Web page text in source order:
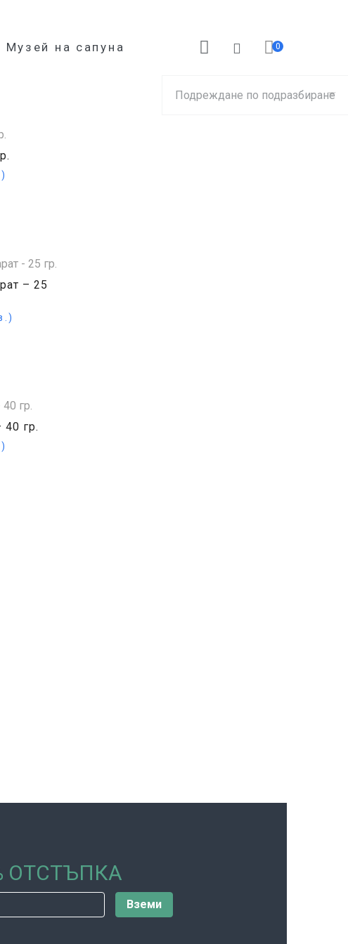
Музей на сапуна 0
– 25
гр.
ОТСТЪПКА